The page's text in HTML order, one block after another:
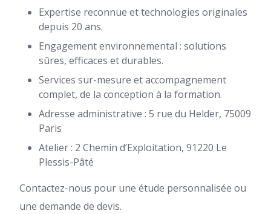
Expertise reconnue et technologies originales
depuis 20 ans.
Engagement environnemental : solutions
sûres, efficaces et durables.
Services sur-mesure et accompagnement
complet, de la conception à la formation.
Adresse administrative : 5 rue du Helder, 75009
Paris
Atelier : 2 Chemin d’Exploitation, 91220 Le
Plessis-Pâté
Contactez-nous pour une étude personnalisée ou
une demande de devis.